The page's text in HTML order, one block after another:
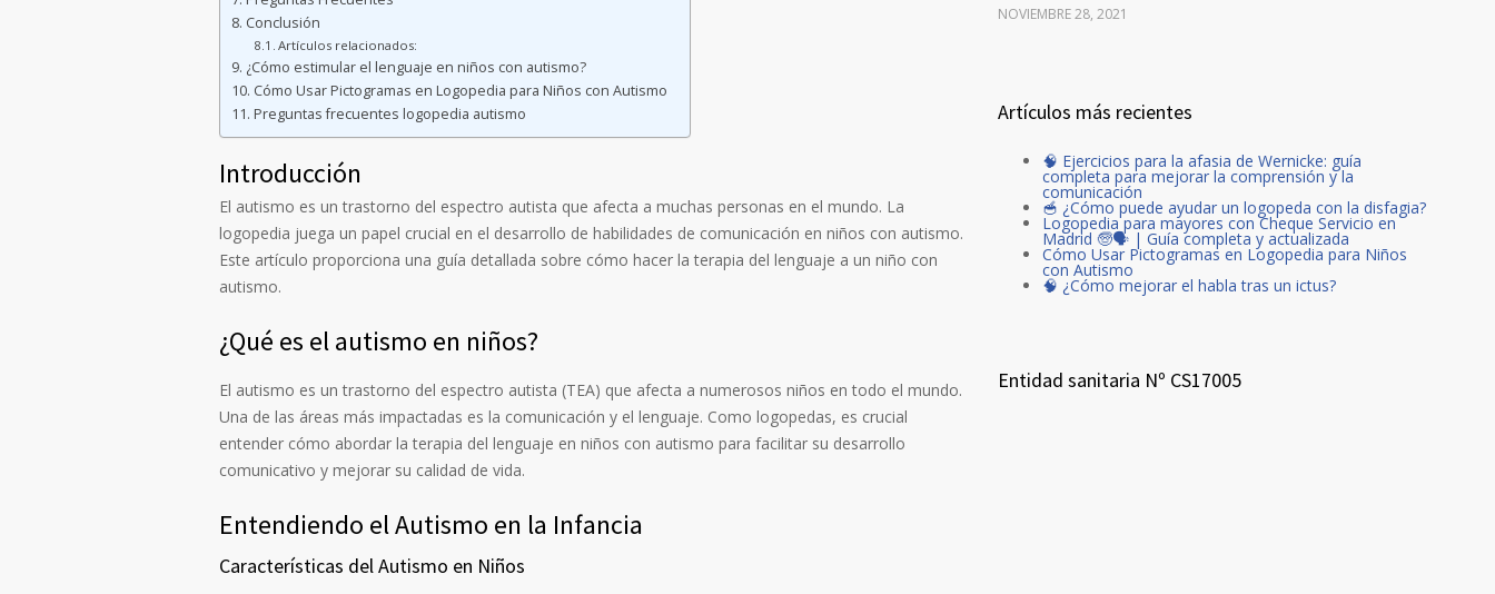
Conclusión
Artículos relacionados:
¿Cómo estimular el lenguaje en niños con autismo?
Cómo Usar Pictogramas en Logopedia para Niños con Autismo
Preguntas frecuentes logopedia autismo
Introducción
El autismo es un trastorno del espectro autista que afecta a muchas personas en el mundo. La
logopedia juega un papel crucial en el desarrollo de habilidades de comunicación en niños con autismo.
Este artículo proporciona una guía detallada sobre cómo hacer la terapia del lenguaje a un niño con
autismo.
¿Qué es el autismo en niños?
El autismo es un trastorno del espectro autista (TEA) que afecta a numerosos niños en todo el mundo.
Una de las áreas más impactadas es la comunicación y el lenguaje. Como logopedas, es crucial
entender cómo abordar la terapia del lenguaje en niños con autismo para facilitar su desarrollo
comunicativo y mejorar su calidad de vida.
Entendiendo el Autismo en la Infancia
Características del Autismo en Niños
NOVIEMBRE 28, 2021
Artículos más recientes
🧠 Ejercicios para la afasia de Wernicke: guía
completa para mejorar la comprensión y la
comunicación
🥣 ¿Cómo puede ayudar un logopeda con la disfagia?
Logopedia para mayores con Cheque Servicio en
Madrid 🧓🗣️ | Guía completa y actualizada
Cómo Usar Pictogramas en Logopedia para Niños
con Autismo
🧠 ¿Cómo mejorar el habla tras un ictus?
Entidad sanitaria Nº CS17005